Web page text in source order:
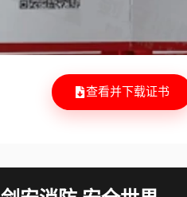
查看并下载证书